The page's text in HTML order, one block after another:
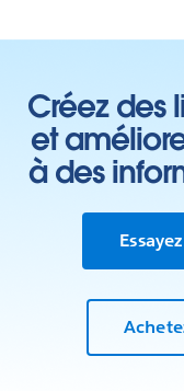
Créez des
et
à des